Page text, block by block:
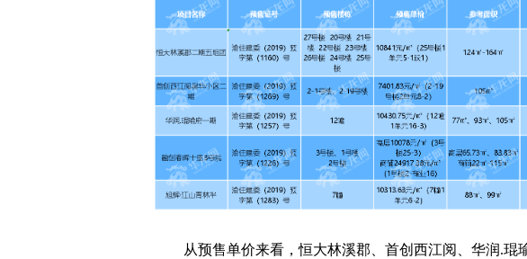
从预售单价来看，恒大林溪郡、首创西江阅、华润.琨